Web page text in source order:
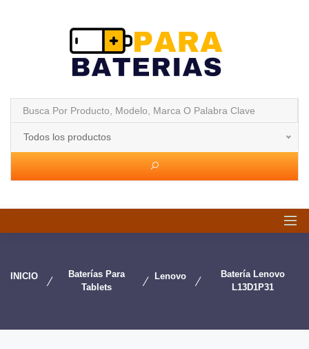
Todos los productos
INICIO
Baterías Para
Tablets
Lenovo
Batería Lenovo
L13D1P31